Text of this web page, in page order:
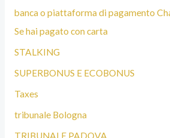
banca o piattaforma di pagamento
Se hai pagato con carta
STALKING
SUPERBONUS E ECOBONUS
Taxes
tribunale Bologna
TRIBUNALE PADOVA